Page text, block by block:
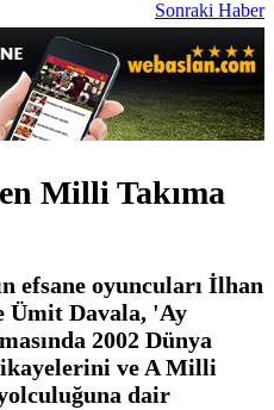
Sonraki Haber
Milli Takıma
efsane oyuncuları İlhan
Ümit Davala, 'Ay
2002 Dünya
ve A Milli
dair